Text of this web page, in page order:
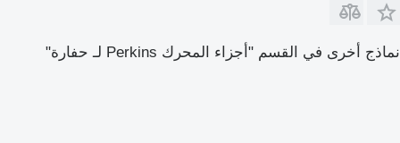
نماذج أخرى في القسم "أجزاء المحرك Perkins لـ حفارة"